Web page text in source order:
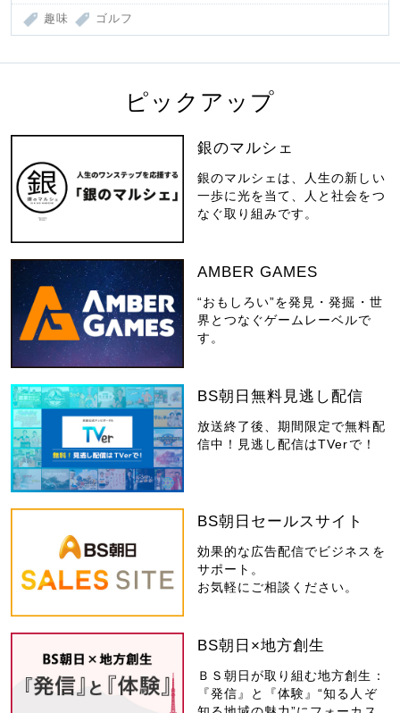
趣味 ゴルフ
ピックアップ
銀のマルシェ
銀のマルシェは、人生の新しい
一歩に光を当て、人と社会をつ
なぐ取り組みです。
AMBER GAMES
“おもしろい”を発見・発掘・世
界とつなぐゲームレーベルで
す。
BS朝日無料見逃し配信
放送終了後、期間限定で無料配
信中！見逃し配信はTVerで！
BS朝日セールスサイト
効果的な広告配信でビジネスを
サポート。
お気軽にご相談ください。
BS朝日×地方創生
ＢＳ朝日が取り組む地方創生：
『発信』と『体験』“知る人ぞ